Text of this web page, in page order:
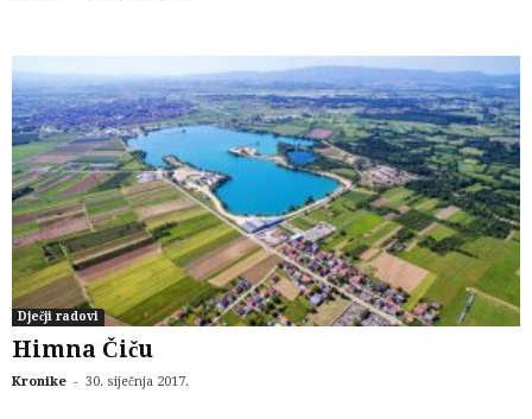
Dječji radovi
Himna Čiču
Kronike - 30. siječnja 2017.